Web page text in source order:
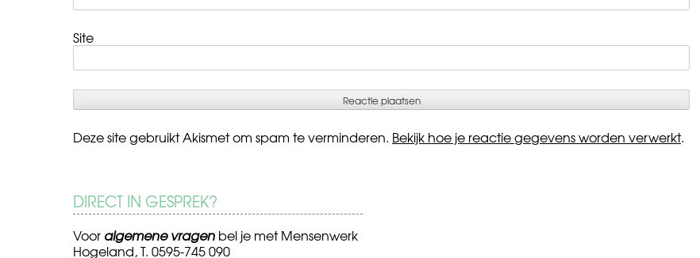
Site
Deze site gebruikt Akismet om spam te verminderen. Bekijk hoe je reactie gegevens worden verwerkt.
DIRECT IN GESPREK?
Voor algemene vragen bel je met Mensenwerk
Hogeland, T. 0595-745 090